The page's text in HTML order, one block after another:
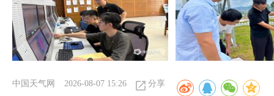
中国天气网 2026-08-07 15:26 分享